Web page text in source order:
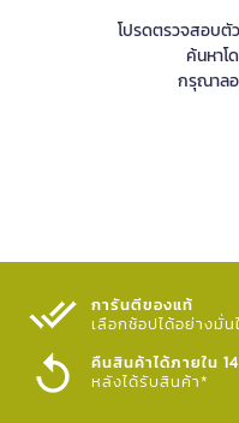
โปรดตรวจสอบตั
ค้นหาโ
กรุณาล
การันตีของแท้
เลือกช้อปได้อย่างมั่น
คืนสินค้าได้ภายใน
หลังได้รับสินค้า*